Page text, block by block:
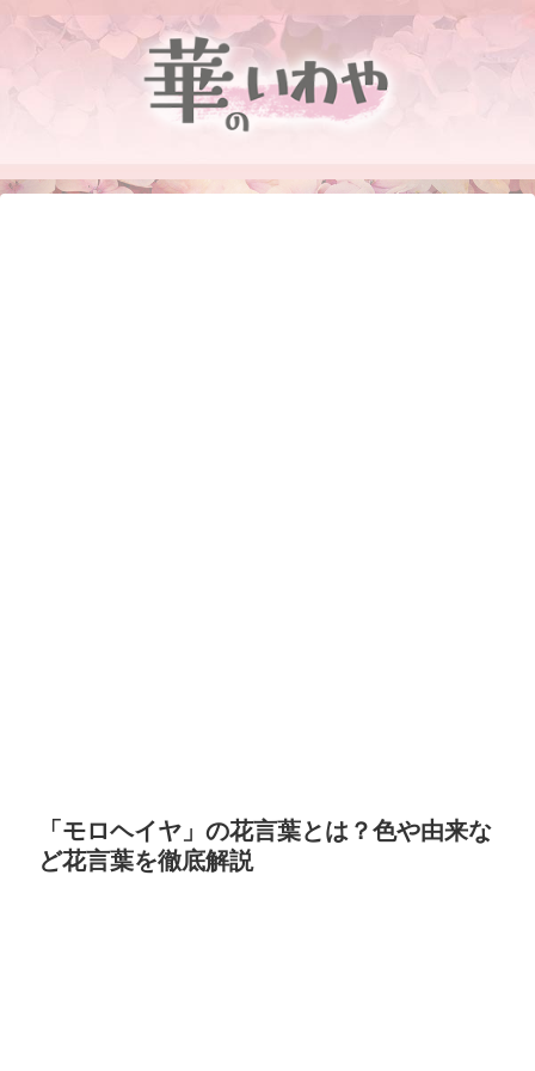
「モロヘイヤ」の花言葉とは？色や由来な
ど花言葉を徹底解説